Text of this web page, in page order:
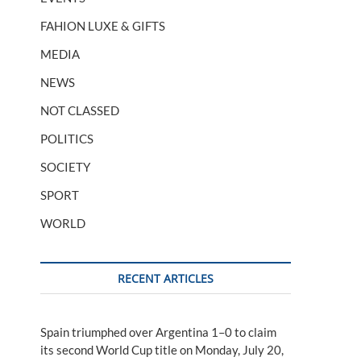
FAHION LUXE & GIFTS
MEDIA
NEWS
NOT CLASSED
POLITICS
SOCIETY
SPORT
WORLD
RECENT ARTICLES
Spain triumphed over Argentina 1–0 to claim
its second World Cup title on Monday, July 20,